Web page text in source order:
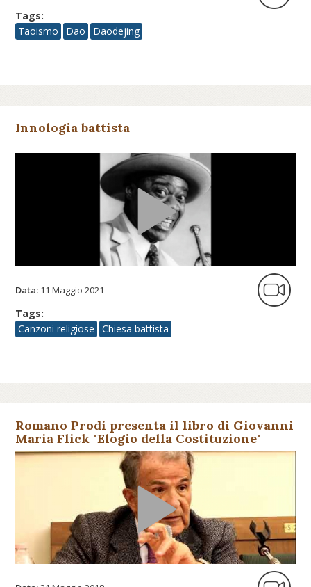
Tags:
Taoismo
Dao Daodejing
Innologia battista
Data: 11 Maggio 2021
Tags:
Canzoni religiose
Chiesa battista
Romano Prodi presenta il libro di Giovanni
Maria Flick "Elogio della Costituzione"